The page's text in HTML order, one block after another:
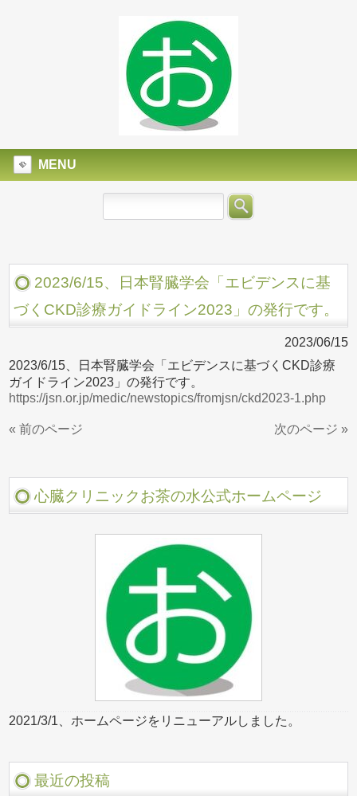
MENU
2023/6/15、日本腎臓学会「エビデンスに基
づくCKD診療ガイドライン2023」の発行です。
2023/06/15
2023/6/15、日本腎臓学会「エビデンスに基づくCKD診療
ガイドライン2023」の発行です。
https://jsn.or.jp/medic/newstopics/fromjsn/ckd2023-1.php
« 前のページ 次のページ »
心臓クリニックお茶の水公式ホームページ
2021/3/1、ホームページをリニューアルしました。
最近の投稿